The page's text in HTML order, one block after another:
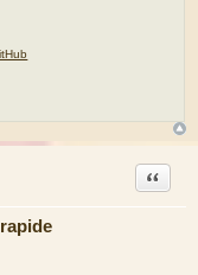
Citation